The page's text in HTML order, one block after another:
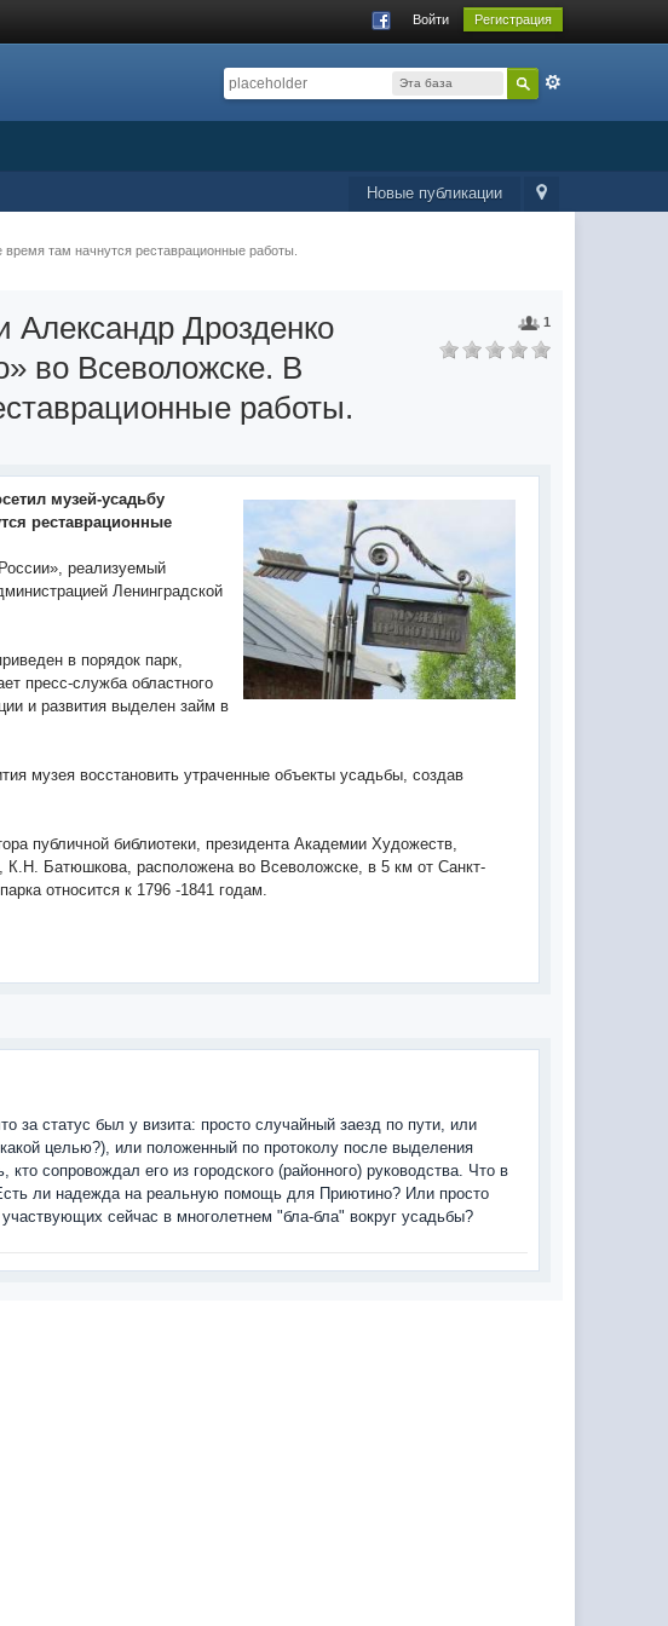
Войти Регистрация
Эта база
Новые публикации
там начнутся реставрационные работы.
1
Александр Дрозденко
во Всеволожске. В
работы.
музей-усадьбу
реставрационные
реализуемый
Ленинградской
в порядок парк,
пресс-служба областного
и развития выделен займ в
музея восстановить утраченные объекты усадьбы, создав
публичной библиотеки, президента Академии Художеств,
Батюшкова, расположена во Всеволожске, в 5 км от Санкт-
относится к 1796 -1841 годам.
за статус был у визита: просто случайный заезд по пути, или
целью?), или положенный по протоколу после выделения
сопровождал его из городского (районного) руководства. Что в
Есть ли надежда на реальную помощь для Приютино? Или просто
сейчас в многолетнем "бла-бла" вокруг усадьбы?